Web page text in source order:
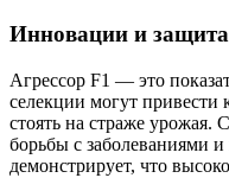
Инновации и
Агрессор F1 — это
селекции могут привести
стоять на страже урожая.
борьбы с заболеваниями
демонстрирует, что